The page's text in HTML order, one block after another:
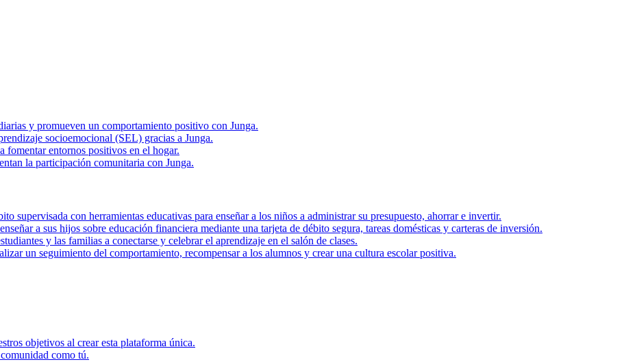
y promueven un comportamiento positivo con Junga.
socioemocional (SEL) gracias a Junga.
fomentar entornos positivos en el hogar.
la participación comunitaria con Junga.
supervisada con herramientas educativas para enseñar a los niños a administrar su presupuesto, ahorrar e invertir.
a sus hijos sobre educación financiera mediante una tarjeta de débito segura, tareas domésticas y carteras de inversión.
y las familias a conectarse y celebrar el aprendizaje en el salón de clases.
un seguimiento del comportamiento, recompensar a los alumnos y crear una cultura escolar positiva.
objetivos al crear esta plataforma única.
como tú.